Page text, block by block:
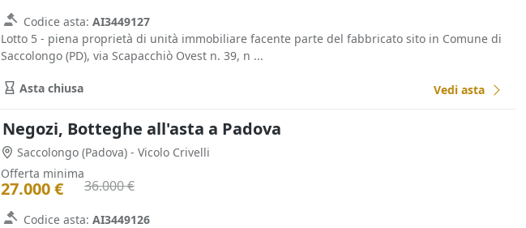
Codice asta: AI3449127
Lotto 5 - piena proprietà di unità immobiliare facente parte del fabbricato sito in Comune di
Saccolongo (PD), via Scapacchiò Ovest n. 39, n ...
Asta chiusa Vedi asta
Negozi, Botteghe all'asta a Padova
Saccolongo (Padova) - Vicolo Crivelli
Offerta minima
27.000 € 36.000 €
Codice asta: AI3449126